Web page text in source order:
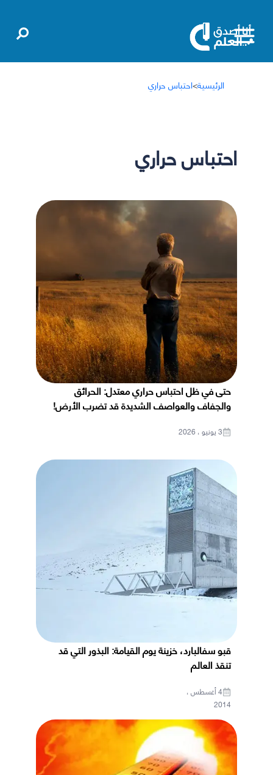
الرئيسية>احتباس حراري
احتباس حراري
حتى في ظل احتباس حراري معتدل: الحرائق
والجفاف والعواصف الشديدة قد تضرب الأرض!
3 يونيو ، 2026
قبو سفالبارد، خزينة يوم القيامة: البذور التي قد
تنقذ العالم
4 أغسطس ،
2014